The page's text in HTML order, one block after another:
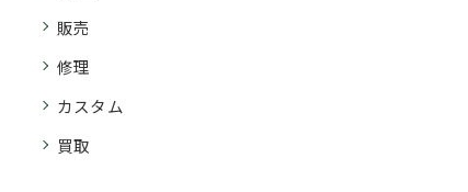
販売
修理
カスタム
買取